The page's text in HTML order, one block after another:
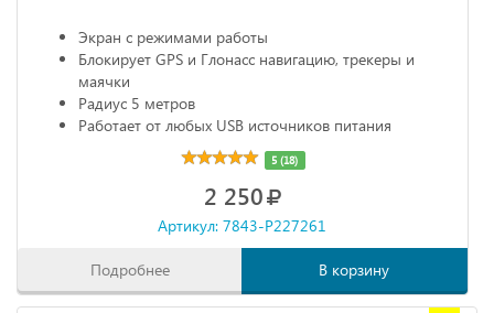
Экран с режимами работы
Блокирует GPS и Глонасс навигацию, трекеры и
маячки
Радиус 5 метров
Работает от любых USB источников питания
Габариты: 68х20х10 мм
5 (18)
2 250
Артикул: 7843-P227261
Подробнее В корзину